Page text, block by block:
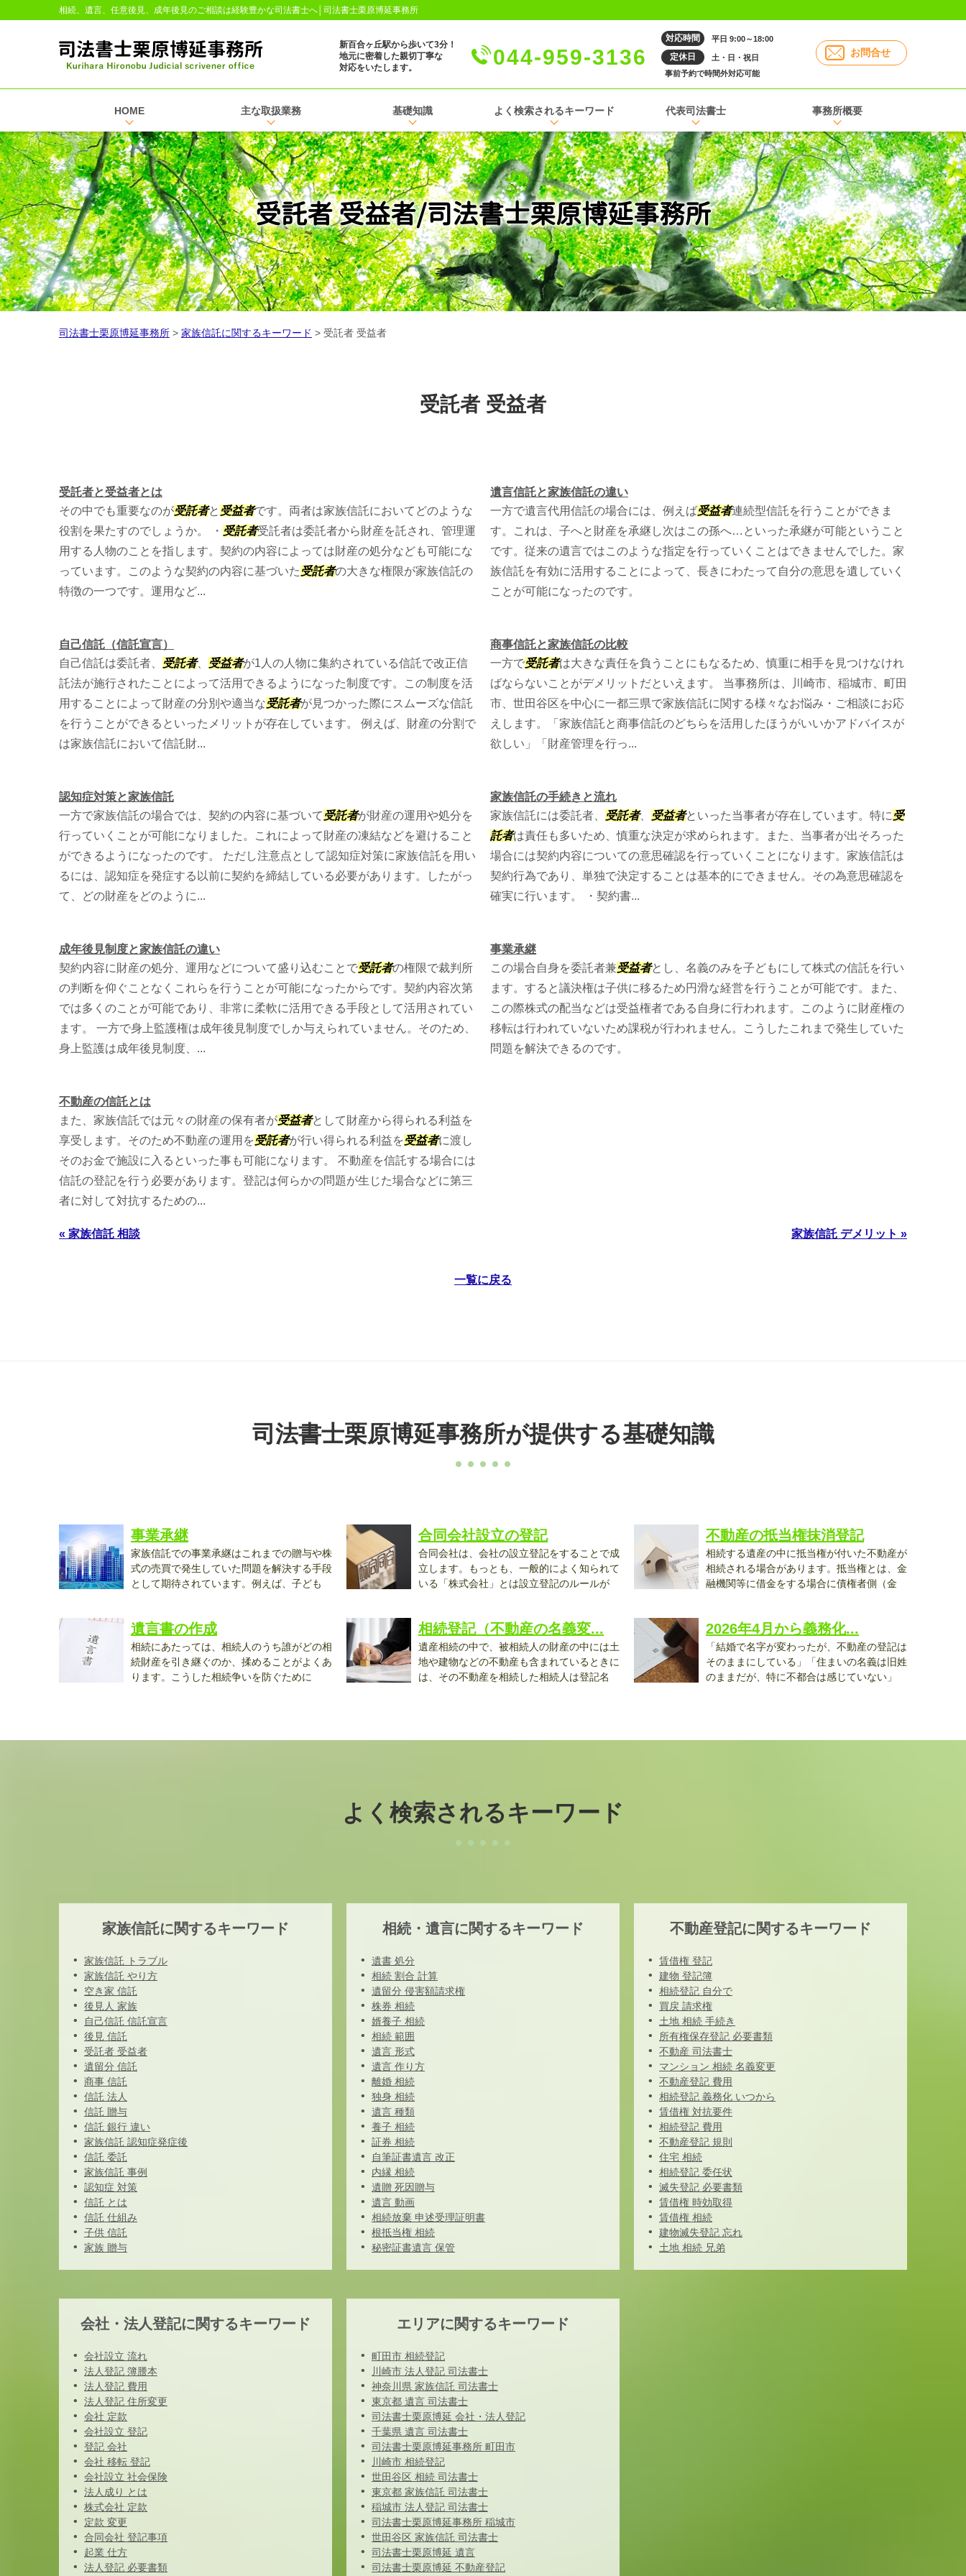
相続、遺言、任意後見、成年後見のご相談は経験豊かな司法書士へ│司法書士栗原博延事務所
新百合ヶ丘駅から歩いて3分！
地元に密着した親切丁寧な
対応をいたします。
044-959-3136
対応時間 平日 9:00～18:00
定休日
土・日・祝日
事前予約で時間外対応可能
お問合せ
HOME 主な取扱業務 基礎知識 よく検索されるキーワード 代表司法書士 事務所概要
受託者 受益者/司法書士栗原博延事務所
司法書士栗原博延事務所 > 家族信託に関するキーワード > 受託者 受益者
受託者 受益者
受託者と受益者とは
その中でも重要なのが受託者と 受益者です。両者は家族信託においてどのような
役割を果たすのでしょうか。 ・ 受託者受託者は委託者から財産を託され、管理運
用する人物のことを指します。契約の内容によっては財産の処分なども可能にな
っています。このような契約の内容に基づいた 受託者の大きな権限が家族信託の
特徴の一つです。運用など...
遺言信託と家族信託の違い
一方で遺言代用信託の場合には、例えば受益者連続型信託を行うことができま
す。これは、子へと財産を承継し次はこの孫へ…といった承継が可能ということ
です。従来の遺言ではこのような指定を行っていくことはできませんでした。家
族信託を有効に活用することによって、長きにわたって自分の意思を遺していく
ことが可能になったのです。
自己信託（信託宣言）
自己信託は委託者、
受託者、 受益者が1人の人物に集約されている信託で改正信
託法が施行されたことによって活用できるようになった制度です。この制度を活
用することによって財産の分別や適当な受託者が見つかった際にスムーズな信託
を行うことができるといったメリットが存在しています。 例えば、財産の分割で
は家族信託において信託財...
商事信託と家族信託の比較
一方で受託者は大きな責任を負うことにもなるため、慎重に相手を見つけなけれ
ばならないことがデメリットだといえます。 当事務所は、川崎市、稲城市、町田
市、世田谷区を中心に一都三県で家族信託に関する様々なお悩み・ご相談にお応
えします。「家族信託と商事信託のどちらを活用したほうがいいかアドバイスが
欲しい」「財産管理を行っ...
認知症対策と家族信託
一方で家族信託の場合では、契約の内容に基づいて 受託者が財産の運用や処分を
行っていくことが可能になりました。これによって財産の凍結などを避けること
ができるようになったのです。 ただし注意点として認知症対策に家族信託を用い
るには、認知症を発症する以前に契約を締結している必要があります。したがっ
て、どの財産をどのように...
家族信託の手続きと流れ
家族信託には委託者、
受託者、 受益者といった当事者が存在しています。特に 受
託者は責任も多いため、慎重な決定が求められます。また、当事者が出そろった
場合には契約内容についての意思確認を行っていくことになります。家族信託は
契約行為であり、単独で決定することは基本的にできません。その為意思確認を
確実に行います。 ・契約書...
成年後見制度と家族信託の違い
契約内容に財産の処分、運用などについて盛り込むことで受託者の権限で裁判所
の判断を仰ぐことなくこれらを行うことが可能になったからです。契約内容次第
では多くのことが可能であり、非常に柔軟に活用できる手段として活用されてい
ます。 一方で身上監護権は成年後見制度でしか与えられていません。そのため、
身上監護は成年後見制度、...
事業承継
この場合自身を委託者兼受益者とし、名義のみを子どもにして株式の信託を行い
ます。すると議決権は子供に移るため円滑な経営を行うことが可能です。また、
この際株式の配当などは受益権者である自身に行われます。このように財産権の
移転は行われていないため課税が行われません。こうしたこれまで発生していた
問題を解決できるのです。
不動産の信託とは
また、家族信託では元々の財産の保有者が受益者として財産から得られる利益を
享受します。そのため不動産の運用を 受託者が行い得られる利益を 受益者に渡し
そのお金で施設に入るといった事も可能になります。 不動産を信託する場合には
信託の登記を行う必要があります。登記は何らかの問題が生じた場合などに第三
者に対して対抗するための...
« 家族信託 相談 家族信託 デメリット »
一覧に戻る
司法書士栗原博延事務所が提供する基礎知識
事業承継
家族信託での事業承継はこれまでの贈与や株
式の売買で発生していた問題を解決する手段
として期待されています。例えば、子ども
合同会社設立の登記
合同会社は、会社の設立登記をすることで成
立します。もっとも、一般的によく知られて
いる「株式会社」とは設立登記のルールが
不動産の抵当権抹消登記
相続する遺産の中に抵当権が付いた不動産が
相続される場合があります。抵当権とは、金
融機関等に借金をする場合に債権者側（金
遺言書の作成
相続にあたっては、相続人のうち誰がどの相
続財産を引き継ぐのか、揉めることがよくあ
ります。こうした相続争いを防ぐために
相続登記（不動産の名義変...
遺産相続の中で、被相続人の財産の中には土
地や建物などの不動産も含まれているときに
は、その不動産を相続した相続人は登記名
2026年4月から義務化...
「結婚で名字が変わったが、不動産の登記は
そのままにしている」「住まいの名義は旧姓
のままだが、特に不都合は感じていない」
よく検索されるキーワード
家族信託に関するキーワード
家族信託 トラブル
家族信託 やり方
空き家 信託
後見人 家族
自己信託 信託宣言
後見 信託
受託者 受益者
遺留分 信託
商事 信託
信託 法人
信託 贈与
信託 銀行 違い
家族信託 認知症発症後
信託 委託
家族信託 事例
認知症 対策
信託 とは
信託 仕組み
子供 信託
家族 贈与
相続・遺言に関するキーワード
遺書 処分
相続 割合 計算
遺留分 侵害額請求権
株券 相続
婿養子 相続
相続 範囲
遺言 形式
遺言 作り方
離婚 相続
独身 相続
遺言 種類
養子 相続
証券 相続
自筆証書遺言 改正
内縁 相続
遺贈 死因贈与
遺言 動画
相続放棄 申述受理証明書
根抵当権 相続
秘密証書遺言 保管
不動産登記に関するキーワード
賃借権 登記
建物 登記簿
相続登記 自分で
買戻 請求権
土地 相続 手続き
所有権保存登記 必要書類
不動産 司法書士
マンション 相続 名義変更
不動産登記 費用
相続登記 義務化 いつから
賃借権 対抗要件
相続登記 費用
不動産登記 規則
住宅 相続
相続登記 委任状
滅失登記 必要書類
賃借権 時効取得
賃借権 相続
建物滅失登記 忘れ
土地 相続 兄弟
会社・法人登記に関するキーワード
会社設立 流れ
法人登記 簿謄本
法人登記 費用
法人登記 住所変更
会社 定款
会社設立 登記
登記 会社
会社 移転 登記
会社設立 社会保険
法人成り とは
株式会社 定款
定款 変更
合同会社 登記事項
起業 仕方
法人登記 必要書類
エリアに関するキーワード
町田市 相続登記
川崎市 法人登記 司法書士
神奈川県 家族信託 司法書士
東京都 遺言 司法書士
司法書士栗原博延 会社・法人登記
千葉県 遺言 司法書士
司法書士栗原博延事務所 町田市
川崎市 相続登記
世田谷区 相続 司法書士
東京都 家族信託 司法書士
稲城市 法人登記 司法書士
司法書士栗原博延事務所 稲城市
世田谷区 家族信託 司法書士
司法書士栗原博延 遺言
司法書士栗原博延 不動産登記